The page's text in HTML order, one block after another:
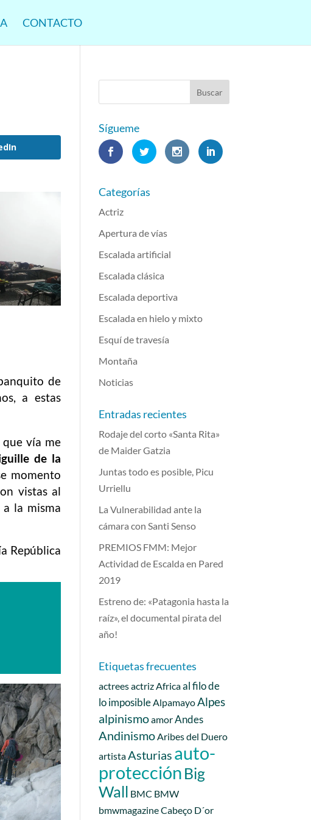
CONTACTO
de
a estas
vía me
de la
momento
vistas al
la misma
República
Sígueme
Categorías
Actriz
Apertura de vías
Escalada artificial
Escalada clásica
Escalada deportiva
Escalada en hielo y mixto
Esquí de travesía
Montaña
Noticias
Entradas recientes
Rodaje del corto «Santa Rita»
de Maider Gatzia
Juntas todo es posible, Picu
Urriellu
La Vulnerabilidad ante la
cámara con Santi Senso
PREMIOS FMM: Mejor
Actividad de Escalda en Pared
2019
Estreno de: «Patagonia hasta la
raíz», el documental pirata del
año!
Etiquetas frecuentes
actreesactrizAfricaal filo de
lo imposibleAlpamayoAlpes
alpinismoamorAndes
AndinismoAribes del Duero
artistaAsturias auto-
protección Big
Wall BMC BMW
bmwmagazineCabeço D´or